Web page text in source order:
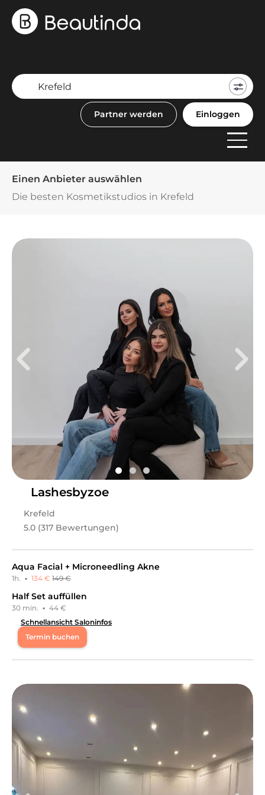
Partner werden Einloggen
Einen Anbieter auswählen
Die besten Kosmetikstudios in Krefeld
Lashesbyzoe
Krefeld
5.0 (317 Bewertungen)
Aqua Facial + Microneedling Akne
1h. · 134 € 149 €
Half Set auffüllen
30 min. · 44 €
Schnellansicht Saloninfos
Termin buchen
Mo 08:30 - 19:00
Di
Do 08:30 - 19:00